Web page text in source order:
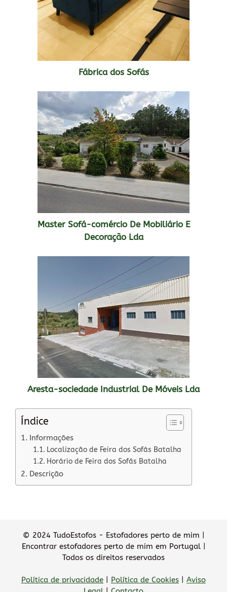
Fábrica dos Sofás
Master Sofá-comércio De Mobiliário E
Decoração Lda
Aresta-sociedade Industrial De Móveis Lda
Índice
Informações
Localização de Feira dos Sofás Batalha
Horário de Feira dos Sofás Batalha
Descrição
© 2024 TudoEstofos - Estofadores perto de mim |
Encontrar estofadores perto de mim em Portugal |
Todos os direitos reservados
Política de privacidade Política de Cookies
Aviso